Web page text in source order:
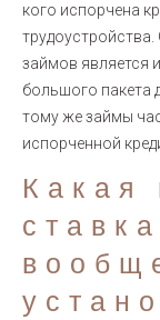
кого испорчена
займов является
большого пакета
тому же займы
испорченной
Какая